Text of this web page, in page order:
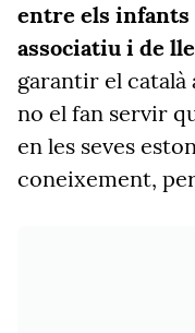
entre els infants
associatiu i de
garantir el català
no el fan servir
en les seves
coneixement,